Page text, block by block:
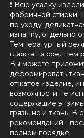
❗️ Всю усадку
фабричной стирки.
по уходу:
изнанку, отдельно
Температурный
глажка на
Вы можете
деформировать
отжатое изделие,
возможности не
содержащие
грязь, но и ткань.
рекомендаций -
полном порядке.